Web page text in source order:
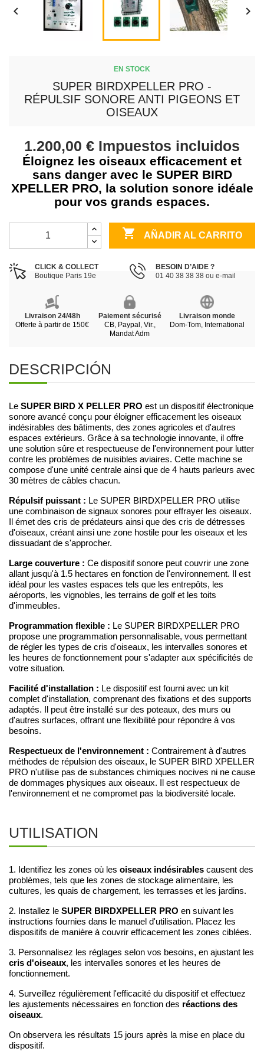
 
EN STOCK
SUPER BIRDXPELLER PRO -
RÉPULSIF SONORE ANTI PIGEONS ET
OISEAUX
1.200,00 € Impuestos incluidos
Éloignez les oiseaux efficacement et
sans danger avec le SUPER BIRD
XPELLER PRO, la solution sonore idéale
pour vos grands espaces.
 AÑADIR AL CARRITO
CLICK & COLLECT
Boutique Paris 19e
BESOIN D’AIDE ?
01 40 38 38 38 ou e-mail
Livraison 24/48h
Offerte à partir de 150€
Paiement sécurisé
CB, Paypal, Vir.,
Mandat Adm
Livraison monde
Dom-Tom, International
DESCRIPCIÓN
Le SUPER BIRD X PELLER PRO est un dispositif électronique
sonore avancé conçu pour éloigner efficacement les oiseaux
indésirables des bâtiments, des zones agricoles et d'autres
espaces extérieurs. Grâce à sa technologie innovante, il offre
une solution sûre et respectueuse de l'environnement pour lutter
contre les problèmes de nuisibles aviaires. Cette machine se
compose d'une unité centrale ainsi que de 4 hauts parleurs avec
30 mètres de câbles chacun.
Répulsif puissant : Le SUPER BIRDXPELLER PRO utilise
une combinaison de signaux sonores pour effrayer les oiseaux.
Il émet des cris de prédateurs ainsi que des cris de détresses
d'oiseaux, créant ainsi une zone hostile pour les oiseaux et les
dissuadant de s'approcher.
Large couverture : Ce dispositif sonore peut couvrir une zone
allant jusqu'à 1.5 hectares en fonction de l'environnement. Il est
idéal pour les vastes espaces tels que les entrepôts, les
aéroports, les vignobles, les terrains de golf et les toits
d'immeubles.
Programmation flexible : Le SUPER BIRDXPELLER PRO
propose une programmation personnalisable, vous permettant
de régler les types de cris d'oiseaux, les intervalles sonores et
les heures de fonctionnement pour s'adapter aux spécificités de
votre situation.
Facilité d'installation : Le dispositif est fourni avec un kit
complet d'installation, comprenant des fixations et des supports
adaptés. Il peut être installé sur des poteaux, des murs ou
d'autres surfaces, offrant une flexibilité pour répondre à vos
besoins.
Respectueux de l'environnement : Contrairement à d'autres
méthodes de répulsion des oiseaux, le SUPER BIRD XPELLER
PRO n'utilise pas de substances chimiques nocives ni ne cause
de dommages physiques aux oiseaux. Il est respectueux de
l'environnement et ne compromet pas la biodiversité locale.
UTILISATION
1. Identifiez les zones où les oiseaux indésirables causent des
problèmes, tels que les zones de stockage alimentaire, les
cultures, les quais de chargement, les terrasses et les jardins.
2. Installez le SUPER BIRDXPELLER PRO en suivant les
instructions fournies dans le manuel d'utilisation. Placez les
dispositifs de manière à couvrir efficacement les zones ciblées.
3. Personnalisez les réglages selon vos besoins, en ajustant les
cris d'oiseaux, les intervalles sonores et les heures de
fonctionnement.
4. Surveillez régulièrement l'efficacité du dispositif et effectuez
les ajustements nécessaires en fonction des réactions des
oiseaux.
On observera les résultats 15 jours après la mise en place du
dispositif.